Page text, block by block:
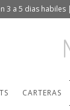
3 a 5 dias
CARTERAS